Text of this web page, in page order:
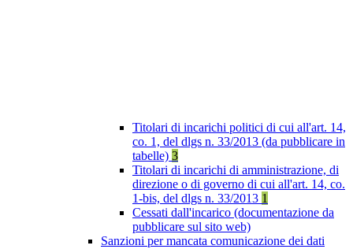
Titolari di incarichi politici di cui all'art. 14,
co. 1, del dlgs n. 33/2013 (da pubblicare in
tabelle) 3
Titolari di incarichi di amministrazione, di
direzione o di governo di cui all'art. 14, co.
1-bis, del dlgs n. 33/2013 1
Cessati dall'incarico (documentazione da
pubblicare sul sito web)
Sanzioni per mancata comunicazione dei dati